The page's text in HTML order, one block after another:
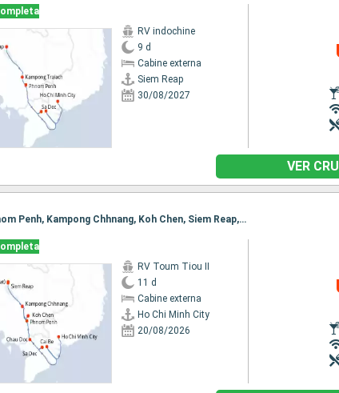
RV indochine
9 d
Cabine externa
Siem Reap
30/08/2027
VER
Itinerário : Ho Chi Minh City, Cai Be, Sa Dec, Chau Doc, Phnom Penh, Kampong Chhnang, Koh Chen, Siem Reap, Angkor (Angkor Vat), Siem Reap, Angkor (Angkor Vat)
RV Toum Tiou II
11 d
Cabine externa
Ho Chi Minh City
20/08/2026